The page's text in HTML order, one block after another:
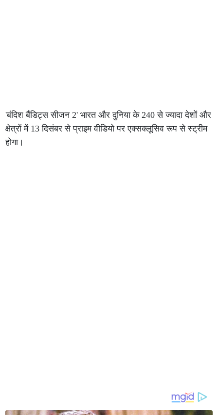
'बंदिश बैंडिट्स सीजन 2' भारत और दुनिया के 240 से ज्यादा देशों और
क्षेत्रों में 13 दिसंबर से प्राइम वीडियो पर एक्सक्लूसिव रूप से स्ट्रीम
होगा।